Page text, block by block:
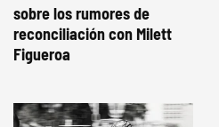
sobre los rumores de
reconciliación con Milett
Figueroa